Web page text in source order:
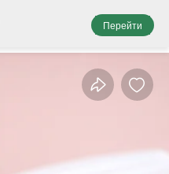
Перейти